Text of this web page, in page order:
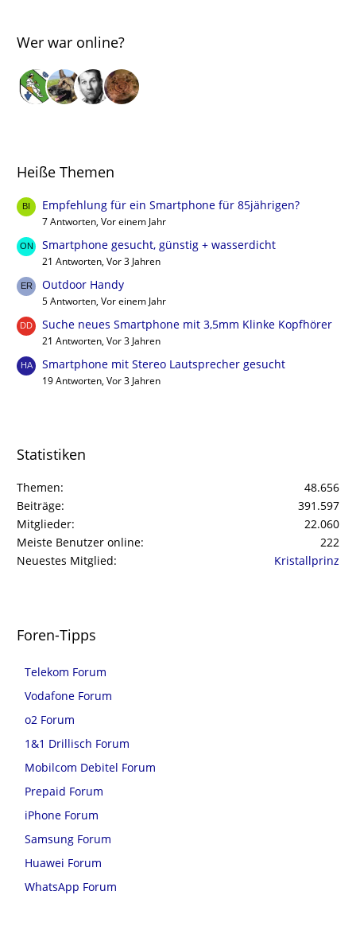
Wer war online?
Heiße Themen
Empfehlung für ein Smartphone für 85jährigen?
7 Antworten, Vor einem Jahr
Smartphone gesucht, günstig + wasserdicht
21 Antworten, Vor 3 Jahren
Outdoor Handy
5 Antworten, Vor einem Jahr
Suche neues Smartphone mit 3,5mm Klinke Kopfhörer
21 Antworten, Vor 3 Jahren
Smartphone mit Stereo Lautsprecher gesucht
19 Antworten, Vor 3 Jahren
Statistiken
Themen
48.656
Beiträge
391.597
Mitglieder
22.060
Meiste Benutzer online
222
Neuestes Mitglied
Kristallprinz
Foren-Tipps
Telekom Forum
Vodafone Forum
o2 Forum
1&1 Drillisch Forum
Mobilcom Debitel Forum
Prepaid Forum
iPhone Forum
Samsung Forum
Huawei Forum
WhatsApp Forum